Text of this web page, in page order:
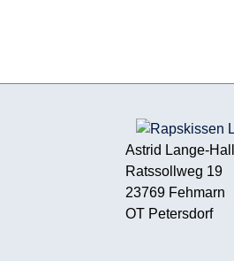
Astrid Lange-
Ratssollweg 19
23769 Fehmarn
OT Petersdorf